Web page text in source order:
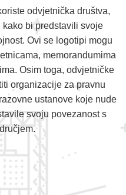
odvjetnička društva,
bi predstavili svoje
Ovi se logotipi mogu
memorandumima
Osim toga, odvjetničke
organizacije za pravnu
ustanove koje nude
svoju povezanost s